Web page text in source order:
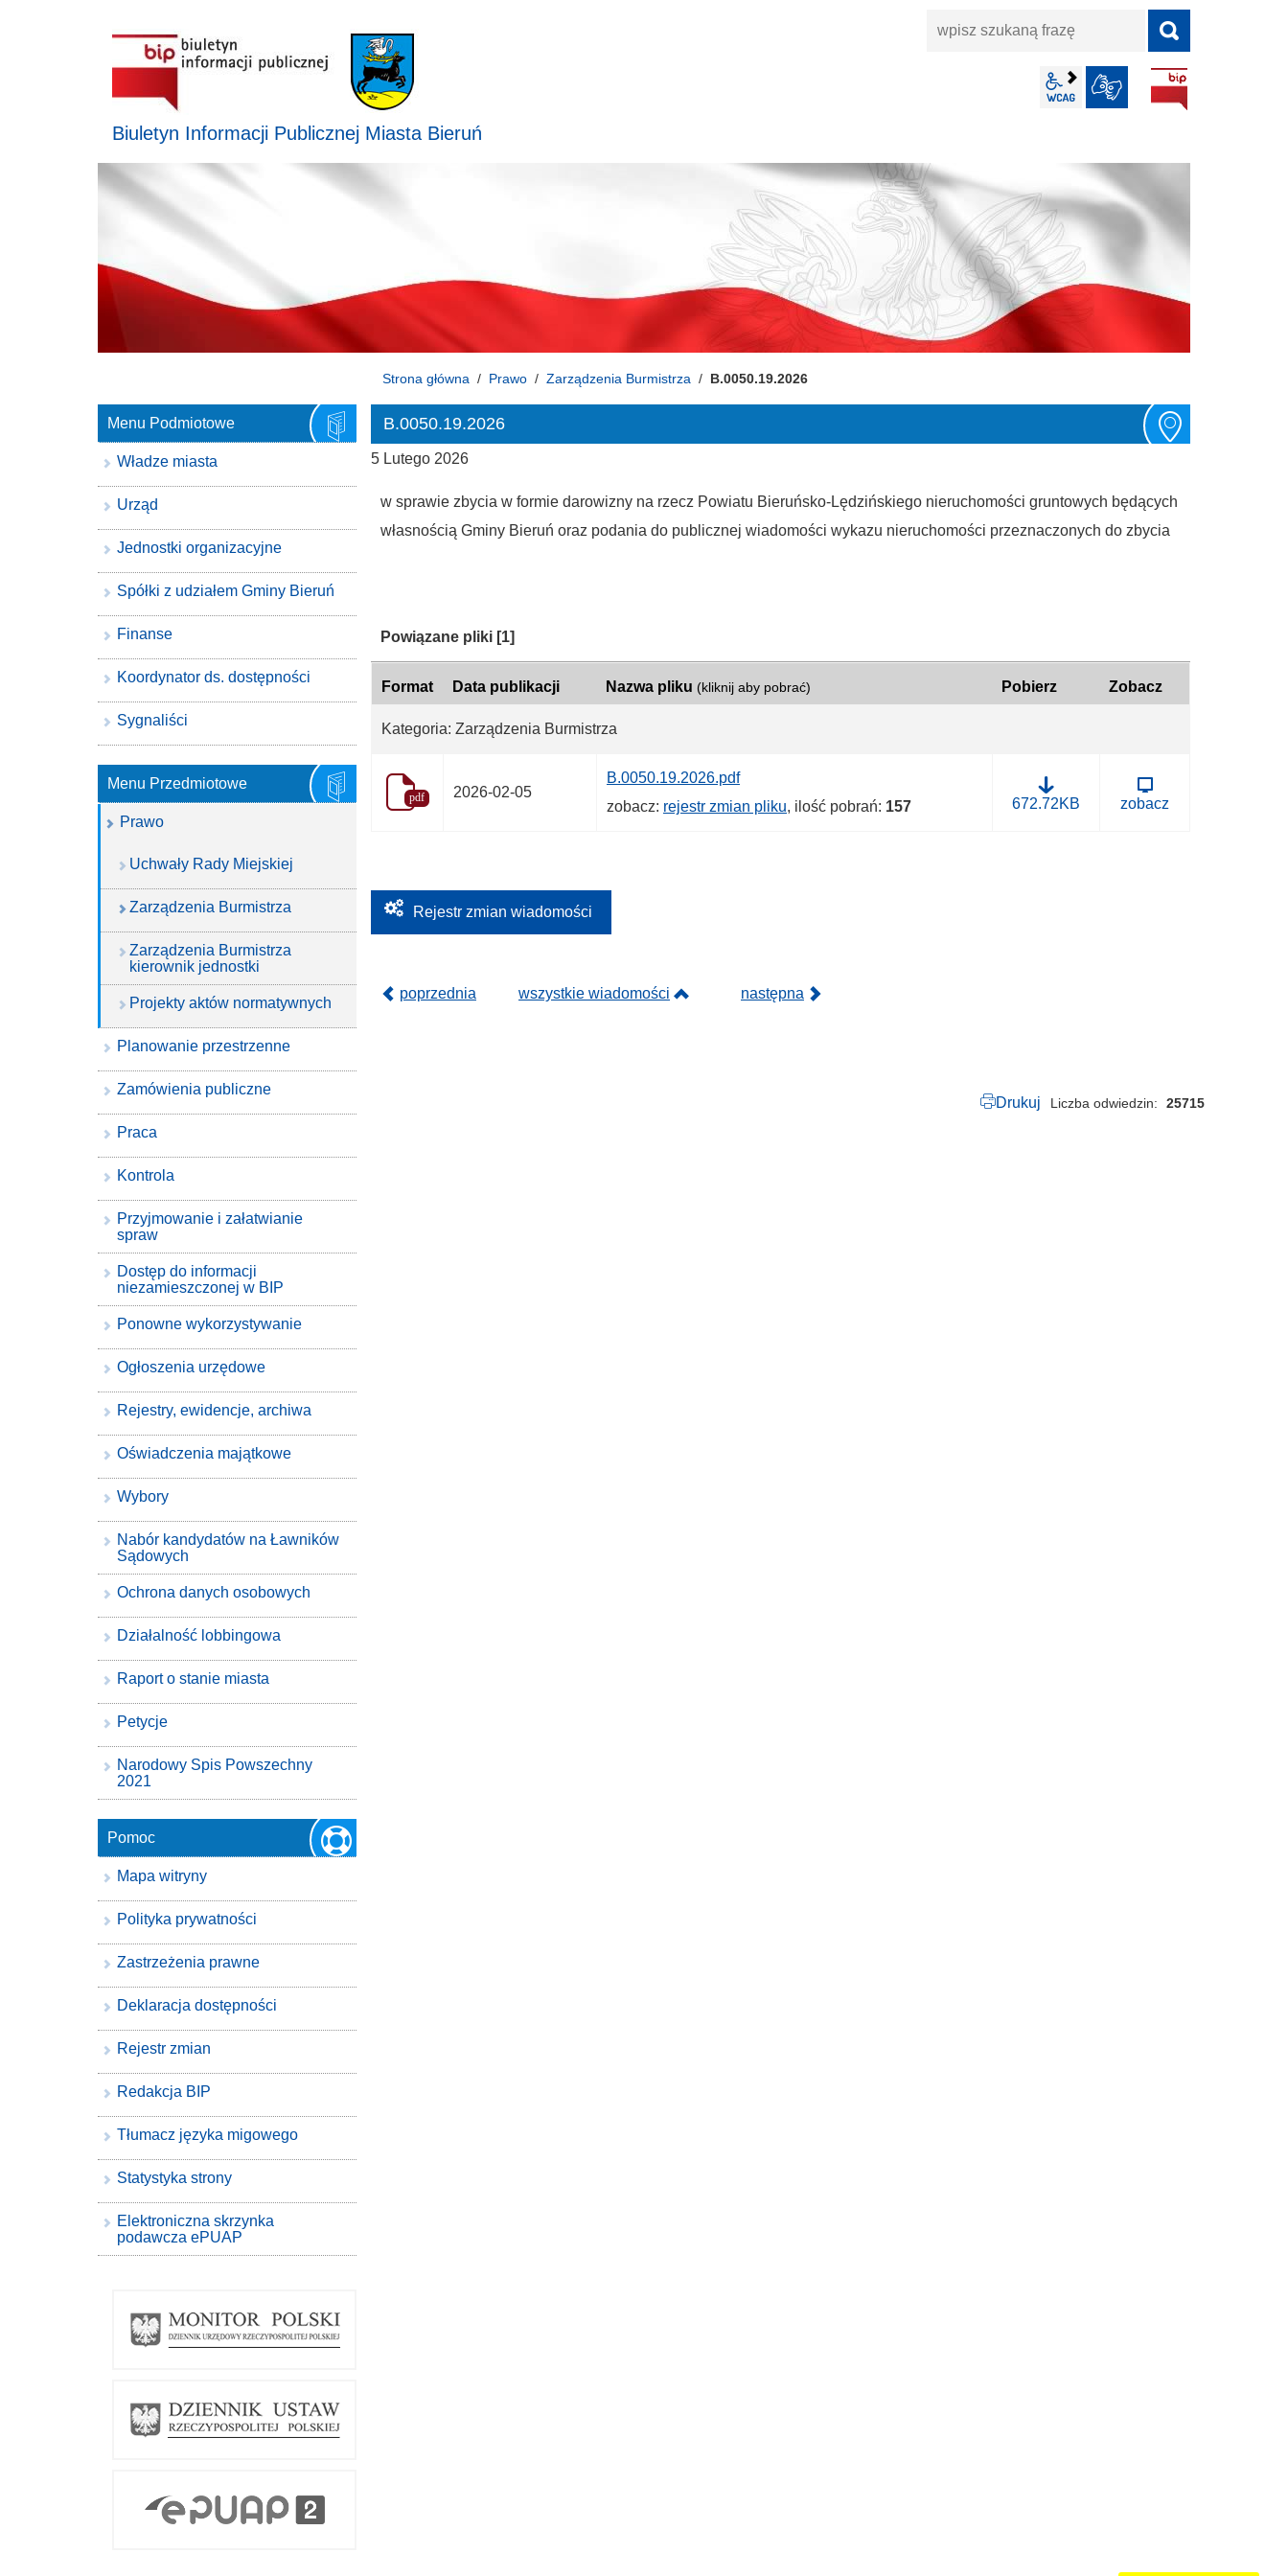
Biuletyn Informacji Publicznej Miasta Bieruń
wpisz
wcag2.1
Strona główna Prawo Zarządzenia Burmistrza B.0050.19.2026
B.0050.19.2026
5 Lutego 2026
w sprawie zbycia w formie darowizny na rzecz Powiatu Bieruńsko-Lędzińskiego nieruchomości gruntowych będących
własnością Gminy Bieruń oraz podania do publicznej wiadomości wykazu nieruchomości przeznaczonych do zbycia
Kategoria:
Powiązane pliki [1]
Format Data publikacji Nazwa pliku (kliknij aby pobrać) Pobierz Zobacz
Kategoria: Zarządzenia Burmistrza
pdf 2026-02-05
B.0050.19.2026.pdf
zobacz: rejestr zmian pliku, ilość pobrań: 157 672.72KB zobacz
Rejestr zmian wiadomości
poprzednia wszystkie wiadomości następna
Drukuj Liczba odwiedzin 25715
Menu Podmiotowe
Władze miasta
Urząd
Jednostki organizacyjne
Spółki z udziałem Gminy Bieruń
Finanse
Koordynator ds. dostępności
Sygnaliści
Menu Przedmiotowe
Prawo
Uchwały Rady Miejskiej
Zarządzenia Burmistrza
Zarządzenia Burmistrza
kierownik jednostki
Projekty aktów normatywnych
Planowanie przestrzenne
Zamówienia publiczne
Praca
Kontrola
Przyjmowanie i załatwianie
spraw
Dostęp do informacji
niezamieszczonej w BIP
Ponowne wykorzystywanie
Ogłoszenia urzędowe
Rejestry, ewidencje, archiwa
Oświadczenia majątkowe
Wybory
Nabór kandydatów na Ławników
Sądowych
Ochrona danych osobowych
Działalność lobbingowa
Raport o stanie miasta
Petycje
Narodowy Spis Powszechny
2021
Pomoc
Mapa witryny
Polityka prywatności
Zastrzeżenia prawne
Deklaracja dostępności
Rejestr zmian
Redakcja BIP
Tłumacz języka migowego
Statystyka strony
Elektroniczna skrzynka
podawcza ePUAP